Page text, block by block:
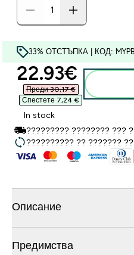
33% ОТСТЪПКА | КОД:
discounted
22.93€‎
Преди 30,17 €‎
Спестете 7,24 €‎
In stock
????????? ???????? ???
?????????? ?? ???????
Описание
Предимства